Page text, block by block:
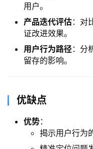
用户。
​产品迭代评估​：对
证改进效果。
​用户行为路径​：分
留存的影响。
​优缺点​
​优势​​：
揭示用户行为